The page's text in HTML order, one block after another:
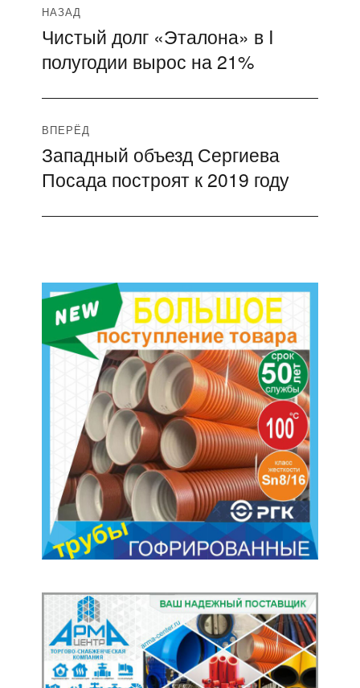
Навигация
по
записям
НАЗАД
Предыдущая
запись:
Чистый долг «Эталона» в I
полугодии вырос на 21%
ВПЕРЁД
Следующая
запись:
Западный объезд Сергиева
Посада построят к 2019 году